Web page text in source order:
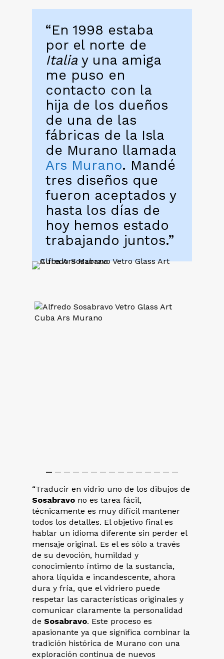
“En 1998 estaba
por el norte de
Italia y una amiga
me puso en
contacto con la
hija de los dueños
de una de las
fábricas de la Isla
de Murano llamada
Ars Murano. Mandé
tres diseños que
fueron aceptados y
hasta los días de
hoy hemos estado
trabajando juntos.”
“Traducir en vidrio uno de los dibujos de
Sosabravo no es tarea fácil,
técnicamente es muy difícil mantener
todos los detalles. El objetivo final es
hablar un idioma diferente sin perder el
mensaje original. Es el es sólo a través
de su devoción, humildad y
conocimiento íntimo de la sustancia,
ahora líquida e incandescente, ahora
dura y fría, que el vidriero puede
respetar las características originales y
comunicar claramente la personalidad
deSosabravo. Este proceso es
apasionante ya que significa combinar la
tradición histórica de Murano con una
exploración continua de nuevos